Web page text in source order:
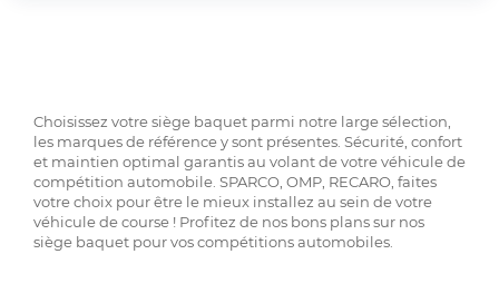
Choisissez votre siège baquet parmi notre large sélection,
les marques de référence y sont présentes. Sécurité, confort
et maintien optimal garantis au volant de votre véhicule de
compétition automobile. SPARCO, OMP, RECARO, faites
votre choix pour être le mieux installez au sein de votre
véhicule de course ! Profitez de nos bons plans sur nos
siège baquet pour vos compétitions automobiles.